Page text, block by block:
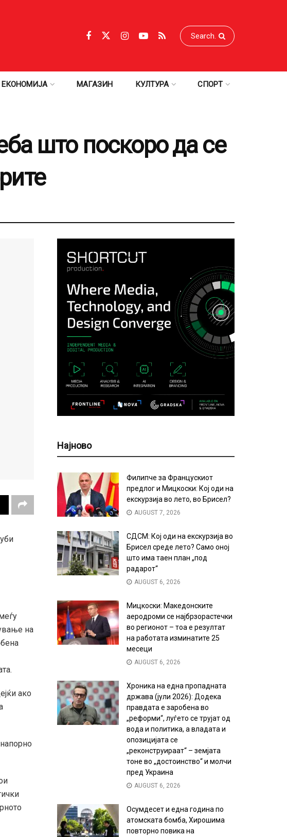
ЕКОНОМИЈА МАГАЗИН КУЛТУРА СПОРТ
што поскоро да се
на
ако
Најново
Филипче за Францускиот
предлог и Мицкоски: Кој оди на
екскурзија во лето, во Брисел?
AUGUST 7, 2026
СДСМ: Кој оди на екскурзија во
Брисел среде лето? Само оној
што има таен план „под
радарот“
AUGUST 6, 2026
Мицкоски: Македонските
аеродроми се најбрзорастечки
во регионот – тоа е резултат
на работата изминатите 25
месеци
AUGUST 6, 2026
Хроника на една пропадната
држава (јули 2026): Додека
правдата е заробена во
„реформи“, луѓето се трујат од
вода и политика, а владата и
опозицијата се
„реконструираат“ – земјата
тоне во „достоинство“ и молчи
пред Украина
AUGUST 6, 2026
Осумдесет и една година по
атомската бомба, Хирошима
повторно повика на